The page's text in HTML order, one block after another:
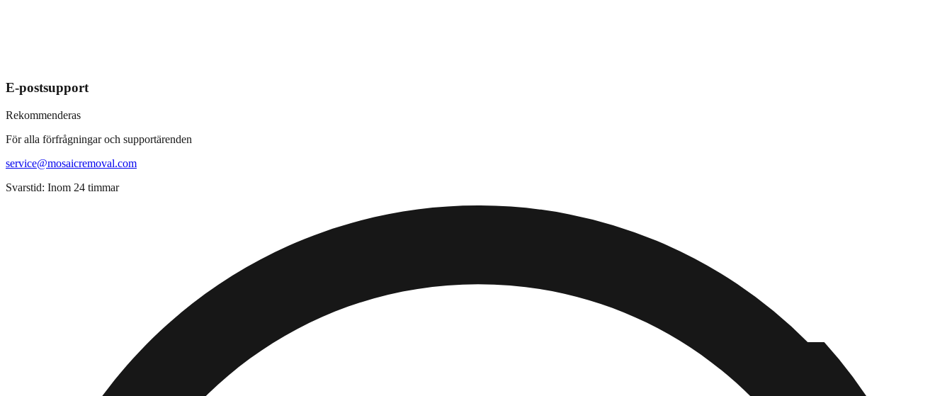
E-postsupport
Rekommenderas
För alla förfrågningar och supportärenden
service@mosaicremoval.com
Svarstid: Inom 24 timmar